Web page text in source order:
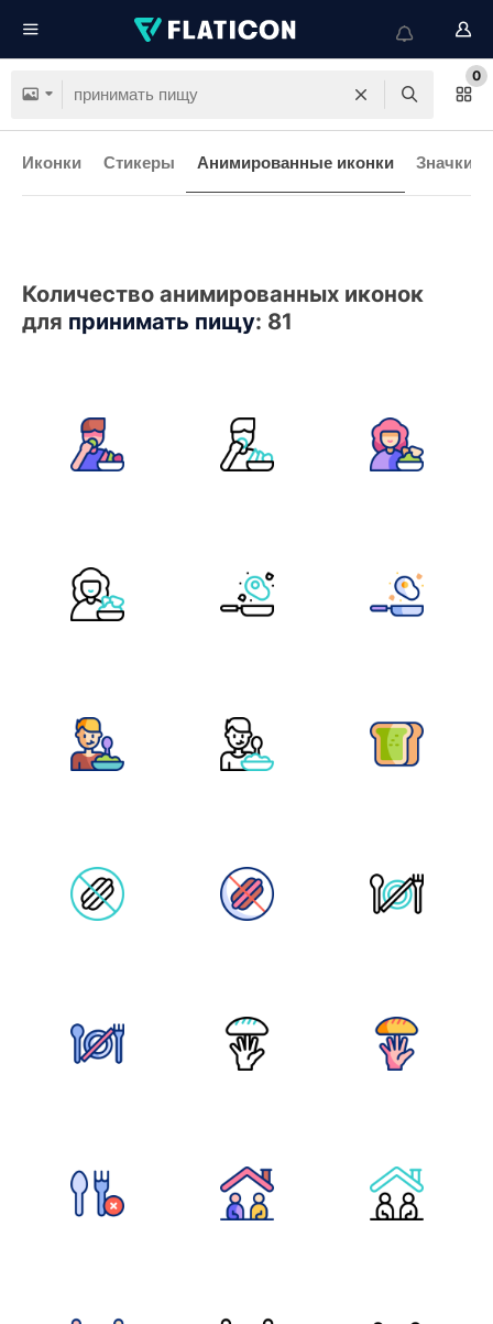
0
Иконки Стикеры Анимированные иконки Значки
Количество анимированных иконок
для принимать пищу: 81